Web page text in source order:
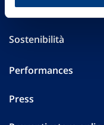
Altre informazioni
Sostenibilità
Performances
Press